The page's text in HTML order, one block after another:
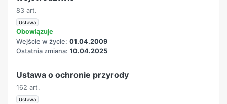
83 art.
Ustawa
Obowiązuje
Wejście w życie: 01.04.2009
Ostatnia zmiana: 10.04.2025
Ustawa o ochronie przyrody
162 art.
Ustawa